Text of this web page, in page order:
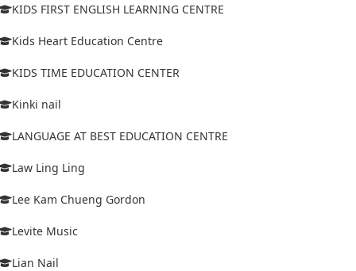
KIDS FIRST ENGLISH LEARNING CENTRE
Kids Heart Education Centre
KIDS TIME EDUCATION CENTER
Kinki nail
LANGUAGE AT BEST EDUCATION CENTRE
Law Ling Ling
Lee Kam Chueng Gordon
Levite Music
Lian Nail